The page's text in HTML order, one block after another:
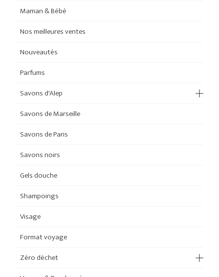
Maman & Bébé
Nos meilleures ventes
Nouveautés
Parfums
Savons d'Alep
Savons de Marseille
Savons de Paris
Savons noirs
Gels douche
Shampoings
Visage
Format voyage
Zéro déchet